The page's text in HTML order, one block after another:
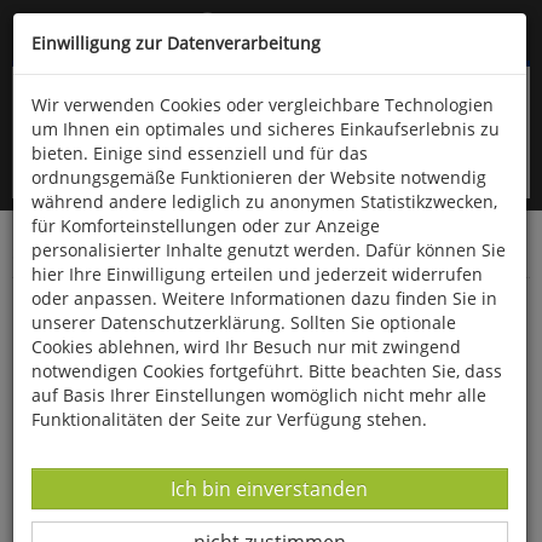
Kompletten Head der Seite überspringen
oder (06766) 9323-960
Startseite Bücher Biologie allgemein Ornithologie
Warum die Vögel singen
Einwilligung zur Datenverarbeitung
Wir verwenden Cookies oder vergleichbare Technologien
um Ihnen ein optimales und sicheres Einkaufserlebnis zu
bieten. Einige sind essenziell und für das
ordnungsgemäße Funktionieren der Website notwendig
während andere lediglich zu anonymen Statistikzwecken,
für Komforteinstellungen oder zur Anzeige
personalisierter Inhalte genutzt werden. Dafür können Sie
hier Ihre Einwilligung erteilen und jederzeit widerrufen
oder anpassen. Weitere Informationen dazu finden Sie in
unserer Datenschutzerklärung. Sollten Sie optionale
Cookies ablehnen, wird Ihr Besuch nur mit zwingend
notwendigen Cookies fortgeführt. Bitte beachten Sie, dass
auf Basis Ihrer Einstellungen womöglich nicht mehr alle
Funktionalitäten der Seite zur Verfügung stehen.
Datenverarbeitung -
Ich bin einverstanden